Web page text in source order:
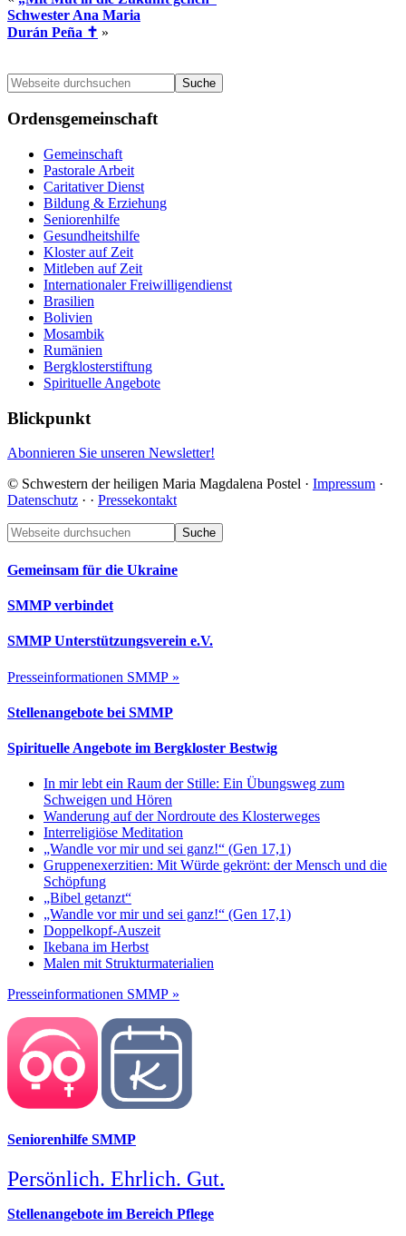
Schwester Ana Maria
Durán Peña ✝ »
Seitenspalte
Webseite
durchsuchen
Ordensgemeinschaft
Gemeinschaft
Pastorale Arbeit
Caritativer Dienst
Bildung & Erziehung
Seniorenhilfe
Gesundheitshilfe
Kloster auf Zeit
Mitleben auf Zeit
Internationaler Freiwilligendienst
Brasilien
Bolivien
Mosambik
Rumänien
Bergklosterstiftung
Spirituelle Angebote
Blickpunkt
Abonnieren Sie unseren Newsletter!
© Schwestern der heiligen Maria Magdalena Postel · Impressum ·
Datenschutz · · Pressekontakt
Footer
Webseite
durchsuchen
Gemeinsam für die Ukraine
SMMP verbindet
SMMP Unterstützungsverein e.V.
Presseinformationen SMMP »
Stellenangebote bei SMMP
Spirituelle Angebote im Bergkloster Bestwig
In mir lebt ein Raum der Stille: Ein Übungsweg zum
Schweigen und Hören
Wanderung auf der Nordroute des Klosterweges
Interreligiöse Meditation
„Wandle vor mir und sei ganz!“ (Gen 17,1)
Gruppenexerzitien: Mit Würde gekrönt: der Mensch und die
Schöpfung
„Bibel getanzt“
„Wandle vor mir und sei ganz!“ (Gen 17,1)
Doppelkopf-Auszeit
Ikebana im Herbst
Malen mit Strukturmaterialien
Presseinformationen SMMP »
Seniorenhilfe SMMP
Persönlich. Ehrlich. Gut.
Stellenangebote im Bereich Pflege